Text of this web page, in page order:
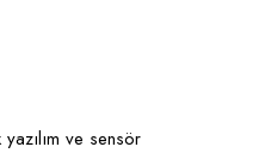
ve sensör